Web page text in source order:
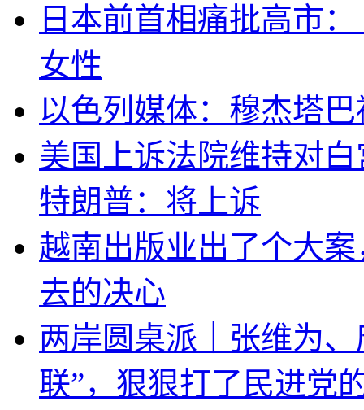
日本前首相痛批高市
女性
以色列媒体：穆杰塔
美国上诉法院维持对
特朗普：将上诉
越南出版业出了个大
去的决心
两岸圆桌派｜张维为
联”，狠狠打了民进党